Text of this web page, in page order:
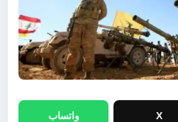
X واتساب